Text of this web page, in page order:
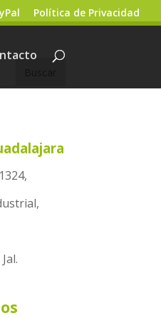
Política de Privacidad